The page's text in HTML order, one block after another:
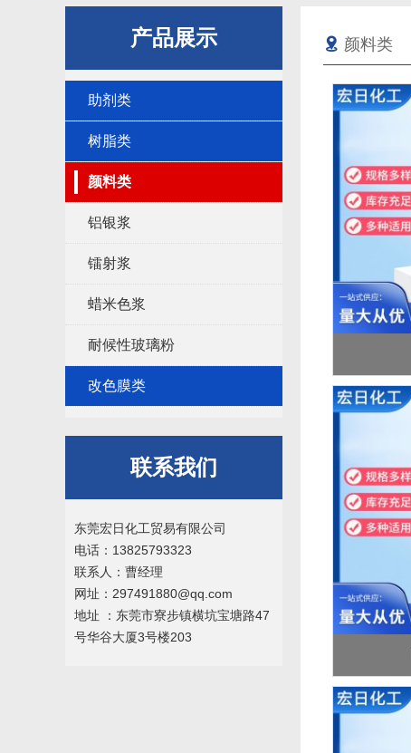
产品展示
助剂类
树脂类
颜料类
铝银浆
镭射浆
蜡米色浆
耐候性玻璃粉
改色膜类
联系我们
东莞宏日化工贸易有限公司
电话：13825793323
联系人：曹经理
网址：297491880@qq.com
地址 ：东莞市寮步镇横坑宝塘路47
号华谷大厦3号楼203
颜料类